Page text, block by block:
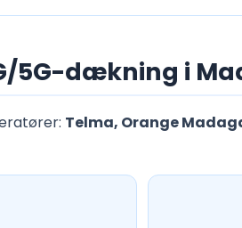
5G-dækning i
Telma, Orange